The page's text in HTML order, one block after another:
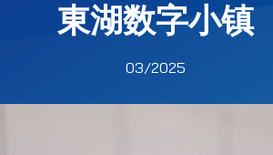
東湖数字小镇
03/2025